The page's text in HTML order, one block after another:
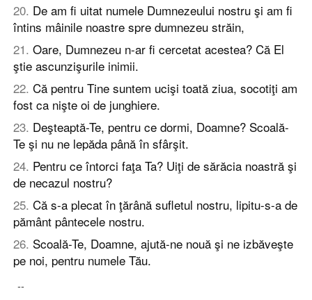
20. De am fi uitat numele Dumnezeului nostru şi am fi
întins mâinile noastre spre dumnezeu străin,
21. Oare, Dumnezeu n-ar fi cercetat acestea? Că El
ştie ascunzişurile inimii.
22. Că pentru Tine suntem ucişi toată ziua, socotiţi am
fost ca nişte oi de junghiere.
23. Deşteaptă-Te, pentru ce dormi, Doamne? Scoală-
Te şi nu ne lepăda până în sfârşit.
24. Pentru ce întorci faţa Ta? Uiţi de sărăcia noastră şi
de necazul nostru?
25. Că s-a plecat în ţărână sufletul nostru, lipitu-s-a de
pământ pântecele nostru.
26. Scoală-Te, Doamne, ajută-ne nouă şi ne izbăveşte
pe noi, pentru numele Tău.
--